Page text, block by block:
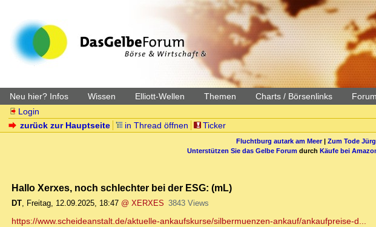
Neu hier? Infos Wissen Elliott-Wellen Themen Charts / Börsenlinks
Login
zurück zur Hauptseite
in Thread öffnen Ticker
Fluchtburg autark am Meer| Zum Tode
Unterstützen Sie das Gelbe Forum durch Käufe bei
Hallo Xerxes, noch schlechter bei der ESG: (mL)
DT, Freitag, 12.09.2025, 18:47 @ XERXES 3843 Views
https://www.scheideanstalt.de/aktuelle-ankaufskurse/silbermuenzen-ankauf/ankaufpreise-d...